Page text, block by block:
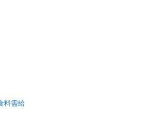
料需給